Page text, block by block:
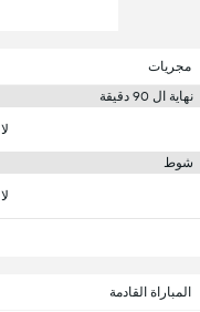
مجريات
نهاية ال 90 دقيقة
شوط
المباراة القادمة